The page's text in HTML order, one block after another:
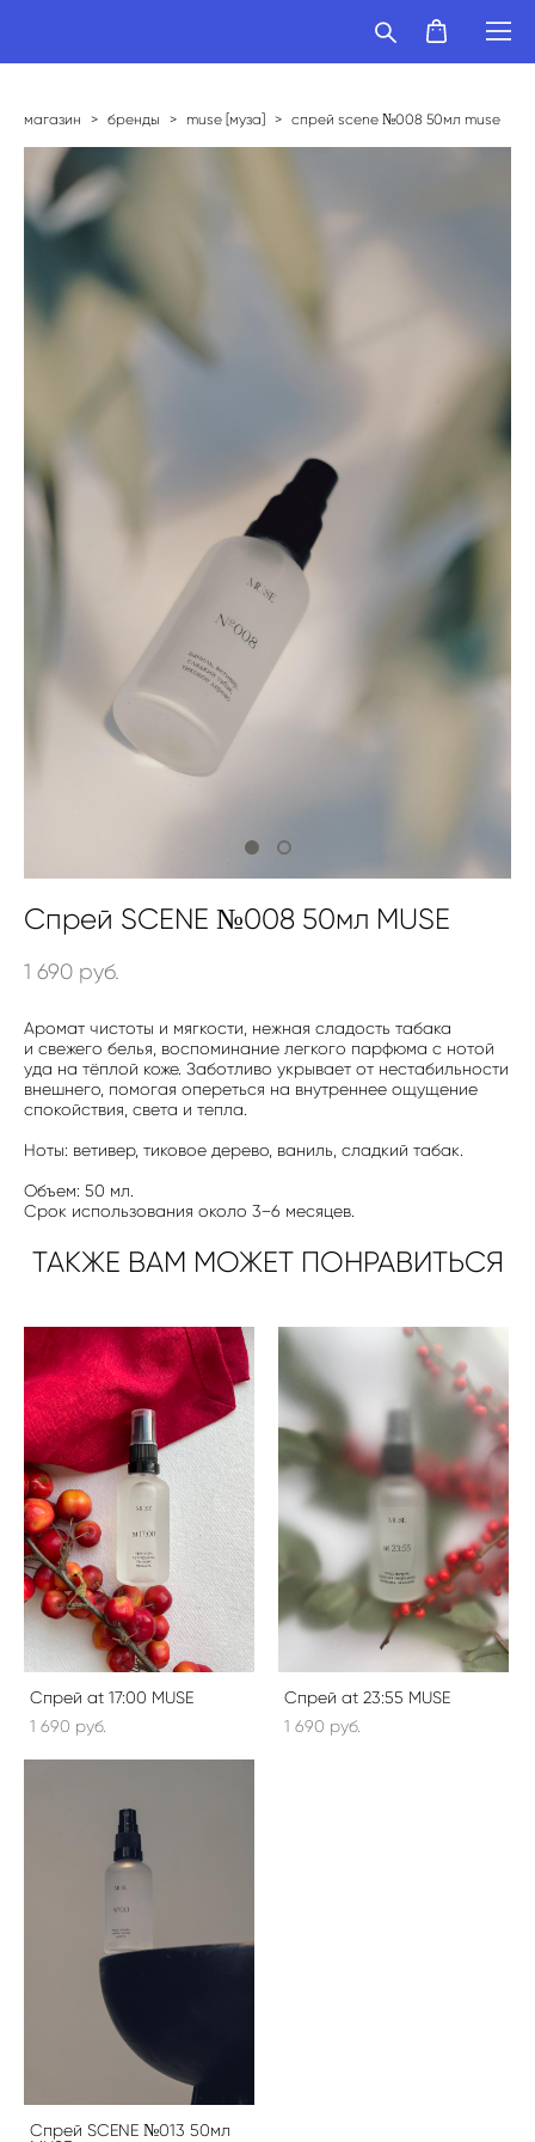
магазин > бренды > muse [муза] > спрей scene №008 50мл muse
Спрей SCENE №008 50мл MUSE
1 690 pуб.
Аромат чистоты и мягкости, нежная сладость табака
и свежего белья, воспоминание легкого парфюма с нотой
уда на тёплой коже. Заботливо укрывает от нестабильности
внешнего, помогая опереться на внутреннее ощущение
спокойствия, света и тепла.
Ноты: ветивер, тиковое дерево, ваниль, сладкий табак.
Объем: 50 мл.
Срок использования около 3−6 месяцев.
ТАКЖЕ ВАМ МОЖЕТ ПОНРАВИТЬСЯ
Спрей at 17:00 MUSE
1 690 pуб.
Спрей at 23:55 MUSE
1 690 pуб.
Спрей SCENE №013 50мл